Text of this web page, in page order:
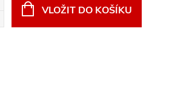
VLOŽIT DO KOŠÍKU